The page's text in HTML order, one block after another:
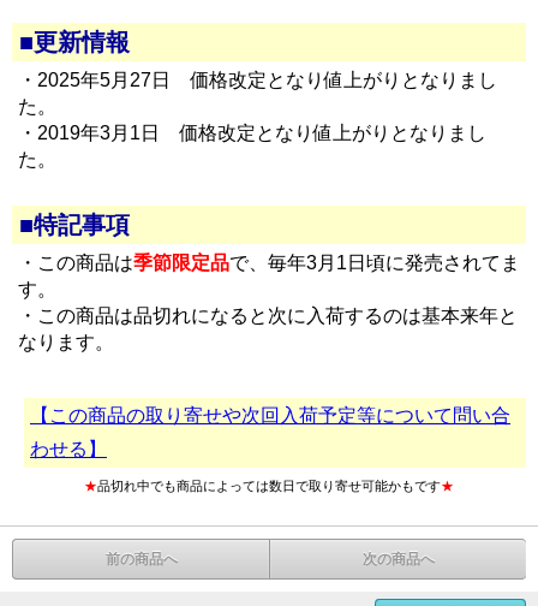
■更新情報
・2025年5月27日 価格改定となり値上がりとなりまし
た。
・2019年3月1日 価格改定となり値上がりとなりまし
た。
■特記事項
・この商品は季節限定品で、毎年3月1日頃に発売されてま
す。
・この商品は品切れになると次に入荷するのは基本来年と
なります。
【この商品の取り寄せや次回入荷予定等について問い合
わせる】
★品切れ中でも商品によっては数日で取り寄せ可能かもです★
前の商品へ 次の商品へ